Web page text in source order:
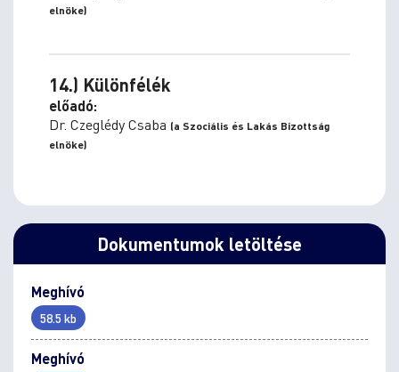
elnöke)
14.) Különfélék
előadó:
Dr. Czeglédy Csaba (a Szociális és Lakás Bizottság
elnöke)
Dokumentumok letöltése
Meghívó
58.5 kb
Meghívó